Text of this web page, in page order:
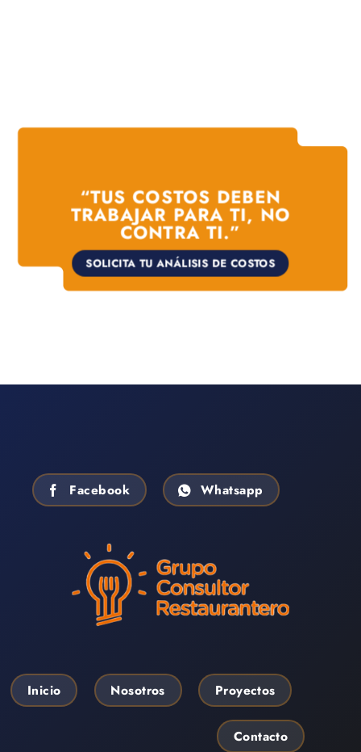
“TUS COSTOS DEBEN
TRABAJAR PARA TI, NO
CONTRA TI.”
SOLICITA TU ANÁLISIS DE COSTOS
Facebook Whatsapp
Inicio Nosotros Proyectos
Contacto